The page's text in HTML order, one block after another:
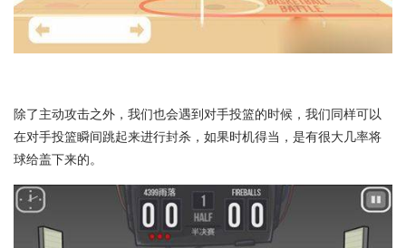
除了主动攻击之外，我们也会遇到对手投篮的时候，我们同样可以
在对手投篮瞬间跳起来进行封杀，如果时机得当，是有很大几率将
球给盖下来的。